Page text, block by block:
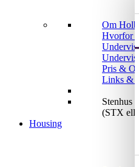
Om
Hvorfor
Pris &
Links &
Stenhus
(STX
Housing